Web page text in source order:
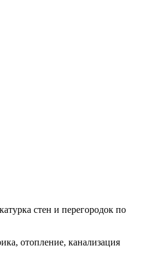
стен и перегородок по
отопление, канализация